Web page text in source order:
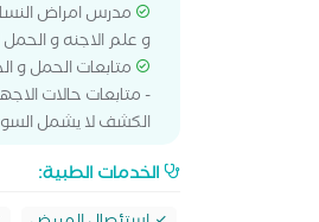
مدرس امراض
و علم الاجنه و الحمل
متابعات الحمل و
- متابعات حالات
الكشف لا يشمل
الخدمات الطبية: